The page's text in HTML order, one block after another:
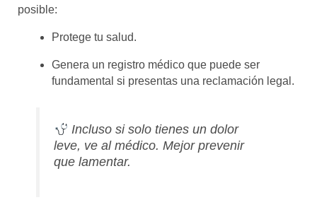
posible:
Protege tu salud.
Genera un registro médico que puede ser
fundamental si presentas una reclamación legal.
Incluso si solo tienes un dolor
leve, ve al médico. Mejor prevenir
que lamentar.